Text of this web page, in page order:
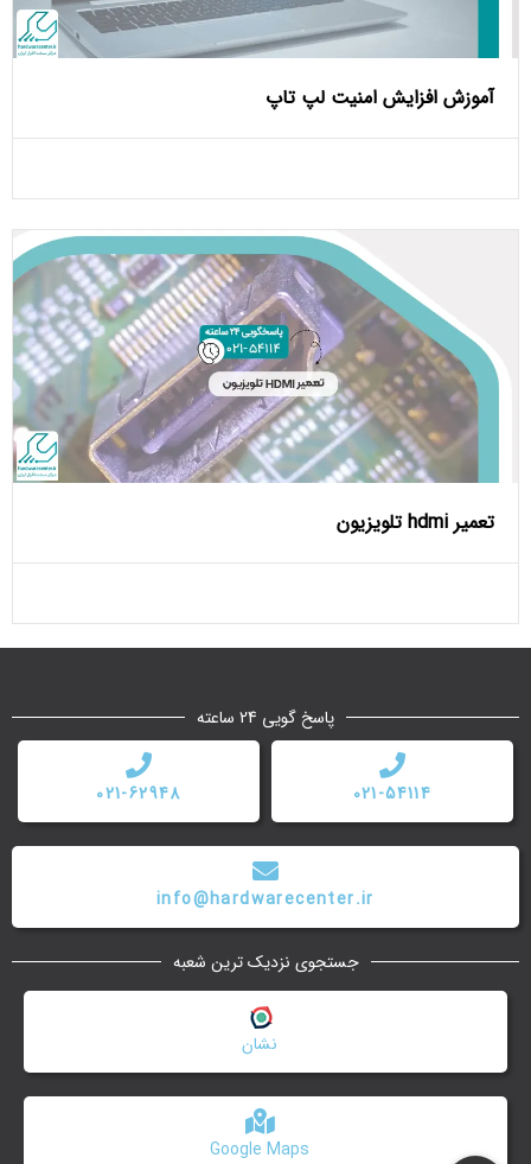
آموزش افزایش امنیت لپ تاپ
تعمیر hdmi تلویزیون
پاسخ گویی 24 ساعته
021-54114
021-62948
info@hardwarecenter.ir
جستجوی نزدیک ترین شعبه
Google Maps
نشان